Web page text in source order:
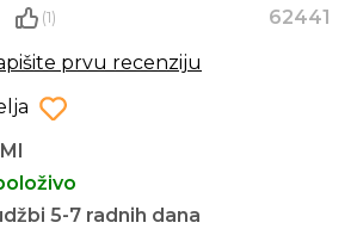
(1)
62441
prvu recenziju
5-7 radnih dana